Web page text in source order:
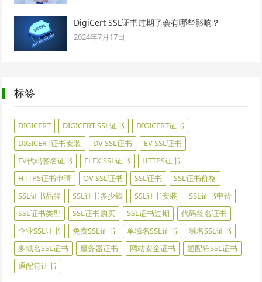
DigiCert SSL证书过期了会有哪些影响？
2024年7月17日
标签
DIGICERT DIGICERT SSL证书
DIGICERT证书
DIGICERT证书安装
DV SSL证书
EV SSL证书
EV代码签名证书
FLEX SSL证书
HTTPS证书
HTTPS证书申请
OV SSL证书 SSL证书
SSL证书价格
SSL证书品牌
SSL证书多少钱 SSL证书安装
SSL证书申请
SSL证书类型
SSL证书购买 SSL证书过期
代码签名证书
企业SSL证书
免费SSL证书 单域名SSL证书
域名SSL证书
多域名SSL证书
服务器证书 网站安全证书
通配符SSL证书
通配符证书